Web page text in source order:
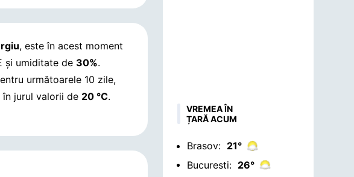
, este în acest moment
și umiditate de 30%.
următoarele 10 zile,
în jurul valorii de 20 °C.
VREMEA ÎN
ȚARĂ ACUM
Brasov: 21°
Bucuresti: 26°